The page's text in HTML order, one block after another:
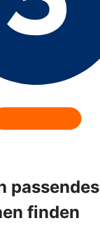
passendes
finden